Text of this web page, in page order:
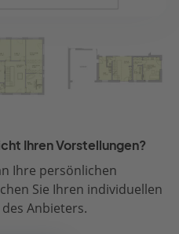
Ihren Vorstellungen?
Ihre persönlichen
Sie Ihren individuellen
Anbieters.